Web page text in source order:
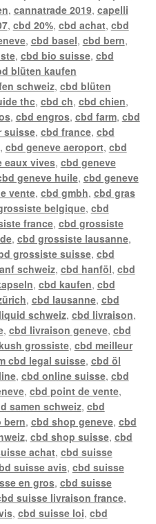
, cannatrade 2019, capelli
, cbd 20%, cbd achat, cbd
, cbd basel, cbd bern,
, cbd bio suisse, cbd
blüten kaufen
schweiz, cbd blüten
thc, cbd ch, cbd chien,
, cbd engros, cbd farm, cbd
suisse, cbd france, cbd
, cbd geneve aeroport, cbd
eaux vives, cbd geneve
geneve huile, cbd geneve
vente, cbd gmbh, cbd gras
belgique, cbd
france, cbd grossiste
, cbd grossiste lausanne,
grossiste suisse, cbd
schweiz, cbd hanföl, cbd
, cbd kaufen, cbd
, cbd lausanne, cbd
schweiz, cbd livraison,
, cbd livraison geneve, cbd
grossiste, cbd meilleur
cbd legal suisse, cbd öl
, cbd online suisse, cbd
, cbd point de vente,
samen schweiz, cbd
bern, cbd shop geneve, cbd
, cbd shop suisse, cbd
achat, cbd suisse
suisse avis, cbd suisse
en gros, cbd suisse
suisse livraison france,
, cbd suisse loi, cbd